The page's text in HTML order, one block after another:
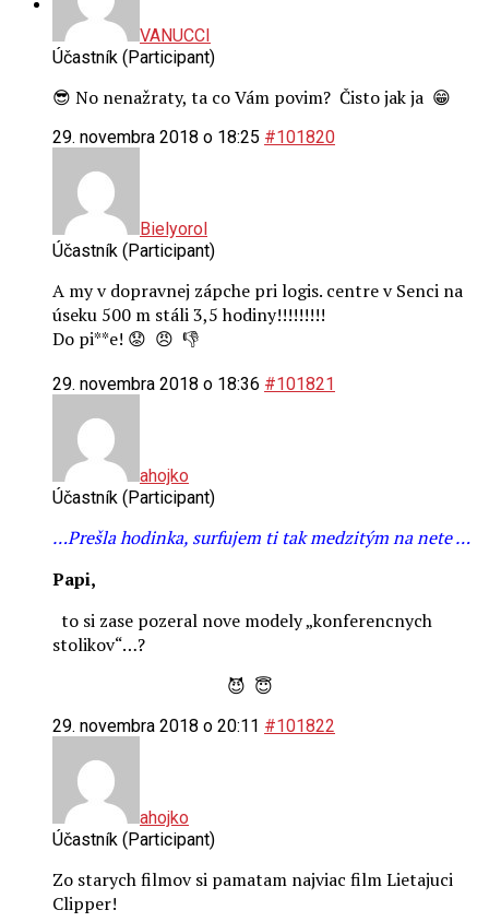
VANUCCI
Účastník (Participant)
😎 No nenažraty, ta co Vám povim? Čisto jak ja 😁
29. novembra 2018 o 18:25 #101820
Bielyorol
Účastník (Participant)
A my v dopravnej zápche pri logis. centre v Senci na
úseku 500 m stáli 3,5 hodiny!!!!!!!!!
Do pi**e! 😟 😠 👎
29. novembra 2018 o 18:36 #101821
ahojko
Účastník (Participant)
…Prešla hodinka, surfujem ti tak medzitým na nete …
Papi,
to si zase pozeral nove modely „konferencnych
stolikov“…?
😈 😇
29. novembra 2018 o 20:11 #101822
ahojko
Účastník (Participant)
Zo starych filmov si pamatam najviac film Lietajuci
Clipper!